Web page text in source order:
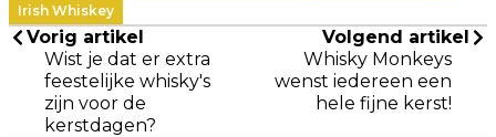
Irish Whiskey
Vorig artikel
Wist je dat er extra
feestelijke whisky's
zijn voor de
kerstdagen?
Volgend artikel
Whisky Monkeys
wenst iedereen een
hele fijne kerst!